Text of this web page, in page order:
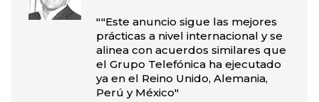
""Este anuncio sigue las mejores
prácticas a nivel internacional y se
alinea con acuerdos similares que
el Grupo Telefónica ha ejecutado
ya en el Reino Unido, Alemania,
Perú y México"